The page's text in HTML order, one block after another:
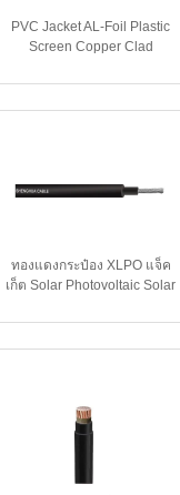
PVC Jacket AL-Foil Plastic
Screen Copper Clad
For Electrical Power
ทองแดงกระป๋อง XLPO แจ็ค
เก็ต Solar Photovoltaic Solar